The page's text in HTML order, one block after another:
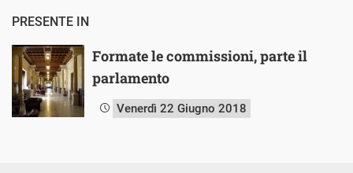
PRESENTE IN
Formate le commissioni, parte il
parlamento
Venerdì 22 Giugno 2018